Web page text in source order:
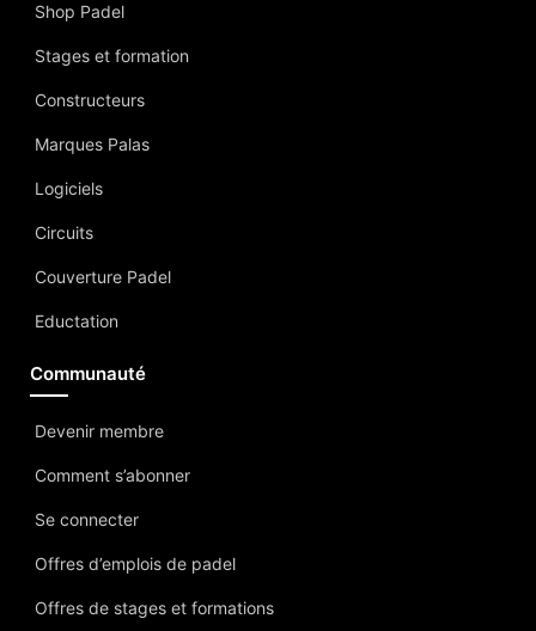
Shop Padel
Stages et formation
Constructeurs
Marques Palas
Logiciels
Circuits
Couverture Padel
Eductation
Communauté
Devenir membre
Comment s’abonner
Se connecter
Offres d’emplois de padel
Offres de stages et formations